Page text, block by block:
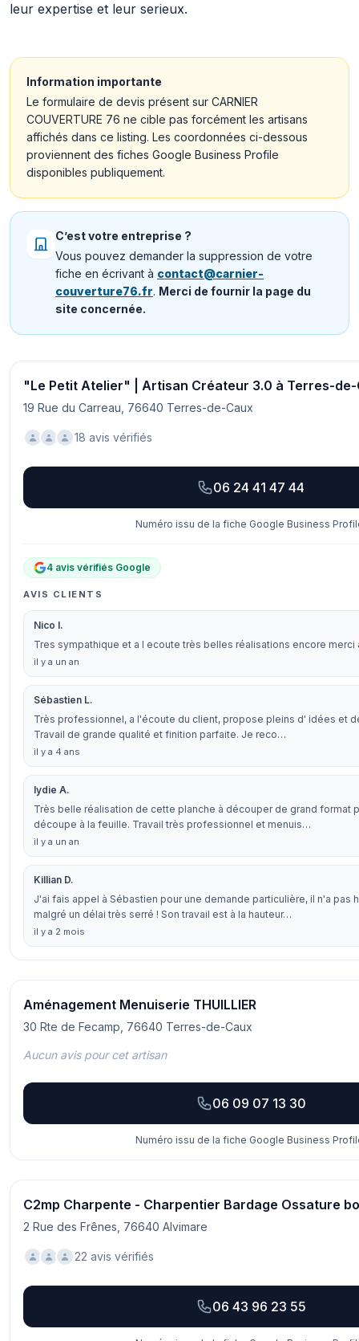
leur expertise et leur serieux.
Information importante
Le formulaire de devis présent sur CARNIER
COUVERTURE 76 ne cible pas forcément les artisans
affichés dans ce listing. Les coordonnées ci-dessous
proviennent des fiches Google Business Profile
disponibles publiquement.
C’est votre entreprise ?
Vous pouvez demander la suppression de votre
fiche en écrivant à contact@carnier-
couverture76.fr. Merci de fournir la page du
site concernée.
"Le Petit Atelier" | Artisan Créateur 3.0 à Terres-de-
19 Rue du Carreau, 76640 Terres-de-Caux
18 avis vérifiés
06 24 41 47 44
Numéro issu de la fiche Google Business
4 avis vérifiés Google
AVIS CLIENTS
Nico I.
Tres sympathique et a l ecoute très belles réalisations encore merci
il y a un an
Sébastien L.
Très professionnel, a l'écoute du client, propose pleins d' idées et
Travail de grande qualité et finition parfaite. Je reco…
il y a 4 ans
lydie A.
Très belle réalisation de cette planche à découper de grand format
découpe à la feuille. Travail très professionnel et menuis…
il y a un an
Killian D.
J'ai fais appel à Sébastien pour une demande particulière, il n'a pas
malgré un délai très serré ! Son travail est à la hauteur…
il y a 2 mois
Aménagement Menuiserie THUILLIER
30 Rte de Fecamp, 76640 Terres-de-Caux
Aucun avis pour cet artisan
06 09 07 13 30
Numéro issu de la fiche Google Business
C2mp Charpente - Charpentier Bardage Ossature
2 Rue des Frênes, 76640 Alvimare
22 avis vérifiés
06 43 96 23 55